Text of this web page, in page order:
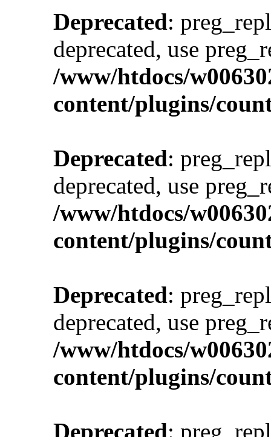
Deprecated:
deprecated, use
/www/htdocs/
content/plugins/
Deprecated:
deprecated, use
/www/htdocs/
content/plugins/
Deprecated:
deprecated, use
/www/htdocs/
content/plugins/
Deprecated: